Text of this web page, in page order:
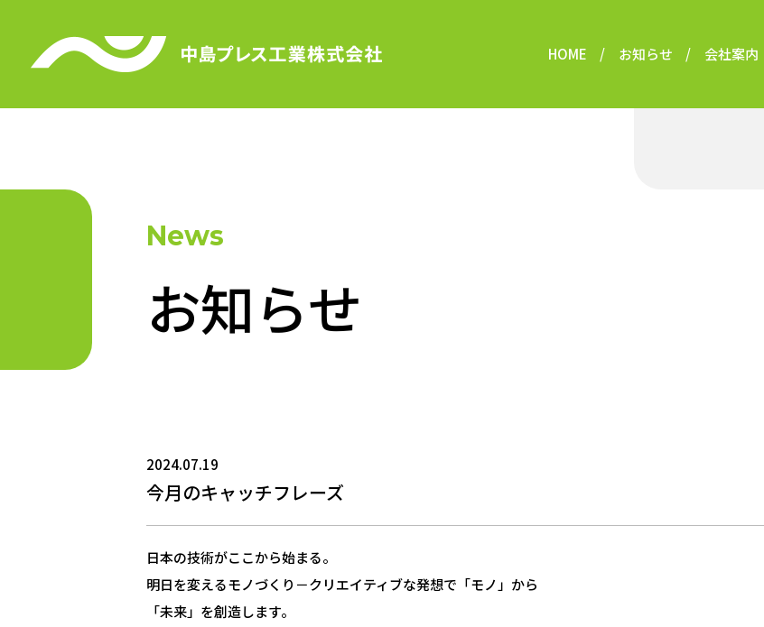
HOME お知らせ 会社案内
News
お知らせ
2024.07.19
今月のキャッチフレーズ
日本の技術がここから始まる。
明日を変えるモノづくり－クリエイティブな発想で「モノ」から
「未来」を創造します。